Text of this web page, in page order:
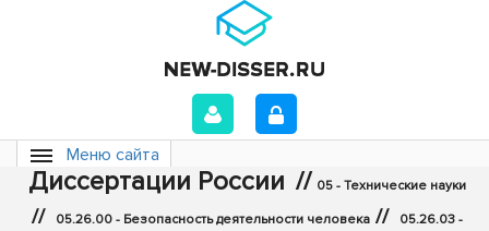
Меню сайта
Диссертации России // 05 - Технические науки
// 05.26.00 - Безопасность деятельности человека // 05.26.03 -